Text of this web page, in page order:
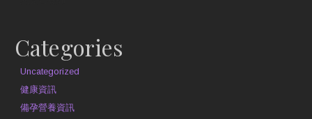
Categories
Uncategorized
健康資訊
備孕營養資訊